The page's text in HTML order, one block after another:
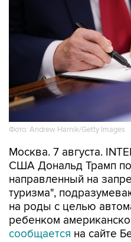
Фото: Andrew Harnik/Getty Images
Москва. 7 августа.
США Дональд Трамп
направленный на
туризма",
на роды с целью
ребенком
сообщается на сайте